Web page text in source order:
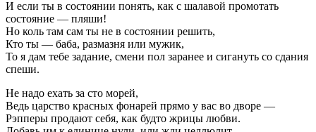
И если ты в состоянии понять, как с шалавой промотать
состояние — пляши!
Но коль там сам ты не в состоянии решить,
Кто ты — баба, размазня или мужик,
То я дам тебе задание, смени пол заранее и сигануть со сдания
спеши.
Не надо ехать за сто морей,
Ведь царство красных фонарей прямо у вас во дворе —
Рэпперы продают себя, как будто жрицы любви.